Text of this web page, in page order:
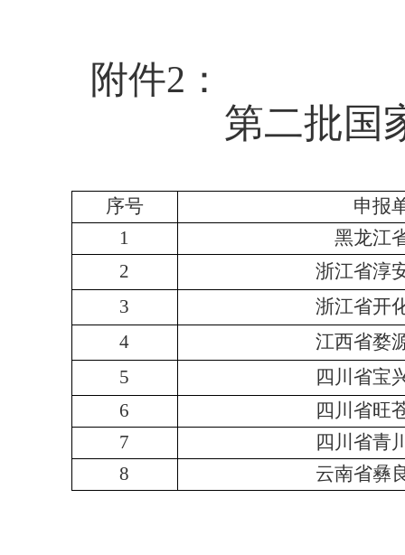
附件2：
第二批国
序号
申报
1
黑龙江
2
浙江省淳
3
浙江省开
4
江西省婺
5
四川省宝
6
四川省旺
7
四川省青
8
云南省彝